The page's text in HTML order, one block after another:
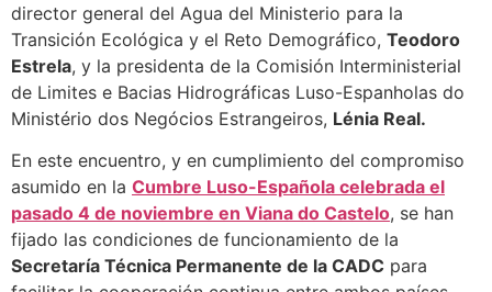
director general del Agua del Ministerio para la
Transición Ecológica y el Reto Demográfico, Teodoro
Estrela, y la presidenta de la Comisión Interministerial
de Limites e Bacias Hidrográficas Luso-Espanholas do
Ministério dos Negócios Estrangeiros, Lénia Real.
En este encuentro, y en cumplimiento del compromiso
asumido en la Cumbre Luso-Española celebrada el
pasado 4 de noviembre en Viana do Castelo, se han
fijado las condiciones de funcionamiento de la
Secretaría Técnica Permanente de la CADC para